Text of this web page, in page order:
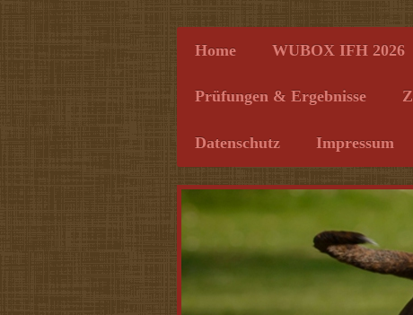
Home WUBOX IFH 2026
Prüfungen & Ergebnisse
Datenschutz Impressum